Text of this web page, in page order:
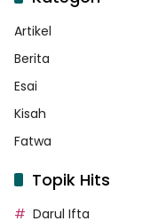
Artikel
Berita
Esai
Kisah
Fatwa
Topik Hits
Darul Ifta